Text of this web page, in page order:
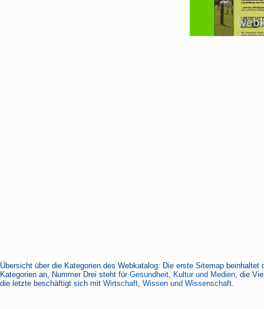
Übersicht über die Kategorien des Webkatalog: Die erste Sitemap beinhaltet
Kategorien an, Nummer Drei steht für Gesundheit, Kultur und Medien, die
die letzte beschäftigt sich mit Wirtschaft, Wissen und Wissenschaft.